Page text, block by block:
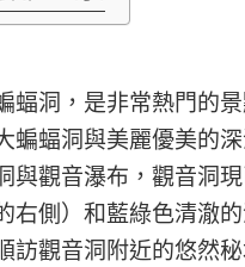
蝠洞，是非常熱門的
蝙蝠洞與美麗優美的
與觀音瀑布，觀音洞
右側）和藍綠色清澈
訪觀音洞附近的悠然